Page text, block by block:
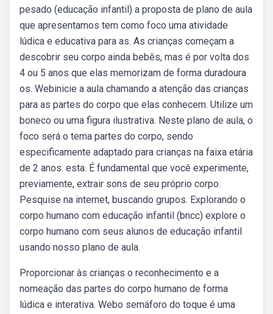
pesado (educação infantil) a proposta de plano de aula
que apresentamos tem como foco uma atividade
lúdica e educativa para as. As crianças começam a
descobrir seu corpo ainda bebês, mas é por volta dos
4 ou 5 anos que elas memorizam de forma duradoura
os. Webinicie a aula chamando a atenção das crianças
para as partes do corpo que elas conhecem. Utilize um
boneco ou uma figura ilustrativa. Neste plano de aula, o
foco será o tema partes do corpo, sendo
especificamente adaptado para crianças na faixa etária
de 2 anos. esta. É fundamental que você experimente,
previamente, extrair sons de seu próprio corpo.
Pesquise na internet, buscando grupos. Explorando o
corpo humano com educação infantil (bncc) explore o
corpo humano com seus alunos de educação infantil
usando nosso plano de aula.
Proporcionar às crianças o reconhecimento e a
nomeação das partes do corpo humano de forma
lúdica e interativa. Webo semáforo do toque é uma